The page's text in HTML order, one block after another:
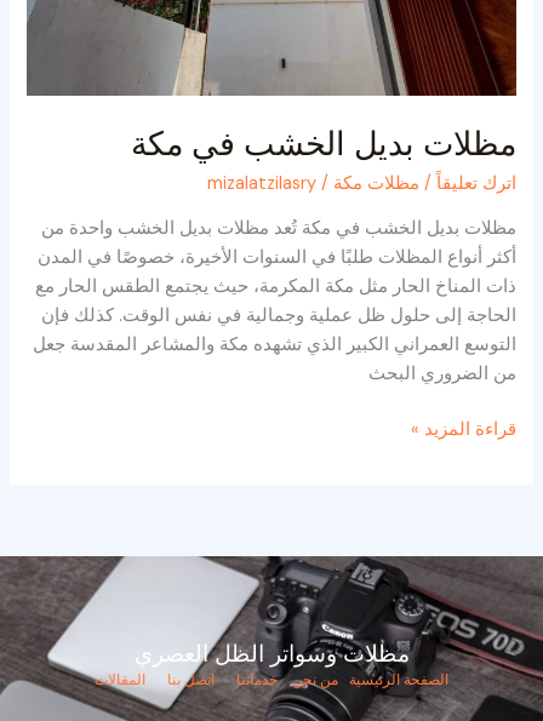
مظلات بديل الخشب في مكة
اترك تعليقاً / مظلات مكة /
mizalatzilasry
مظلات بديل الخشب في مكة تُعد مظلات بديل الخشب واحدة من
أكثر أنواع المظلات طلبًا في السنوات الأخيرة، خصوصًا في المدن
ذات المناخ الحار مثل مكة المكرمة، حيث يجتمع الطقس الحار مع
الحاجة إلى حلول ظل عملية وجمالية في نفس الوقت. كذلك فإن
التوسع العمراني الكبير الذي تشهده مكة والمشاعر المقدسة جعل
من الضروري البحث
قراءة المزيد »
مظلات وسواتر الظل العصري
الصفحة الرئيسية من نحن خدماتنا اتصل بنا المقالات